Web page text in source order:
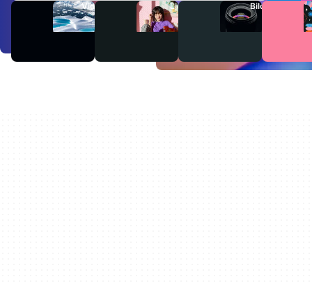
Videor Ljud Bilder